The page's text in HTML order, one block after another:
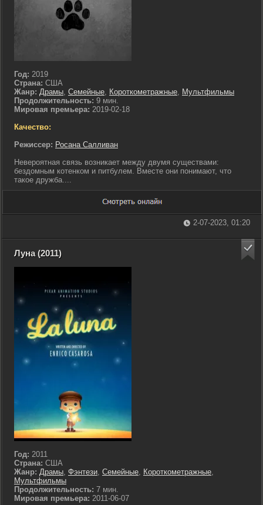
Год: 2019
Страна: США
Жанр: Драмы, Семейные, Короткометражные, Мультфильмы
Продолжительность: 9 мин.
Мировая премьера: 2019-02-18
Качество:
Режиссер: Росана Салливан
Невероятная связь возникает между двумя существами:
бездомным котенком и питбулем. Вместе они понимают, что
такое дружба....
2-07-2023, 01:20
Луна (2011)
Год: 2011
Страна: США
Жанр: Драмы, Фэнтези, Семейные, Короткометражные,
Мультфильмы
Продолжительность: 7 мин.
Мировая премьера: 2011-06-07